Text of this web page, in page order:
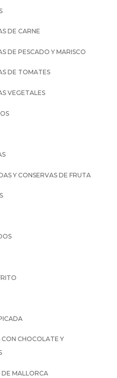
DE CARNE
DE PESCADO Y MARISCO
DE TOMATES
VEGETALES
Y CONSERVAS DE FRUTA
CON CHOCOLATE Y
DE MALLORCA